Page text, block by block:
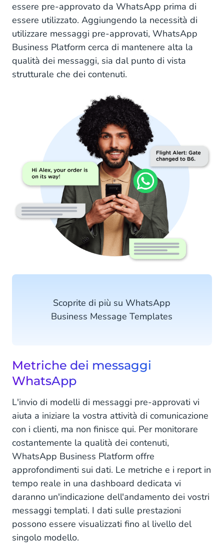
essere pre-approvato da WhatsApp prima di
essere utilizzato. Aggiungendo la necessità di
utilizzare messaggi pre-approvati, WhatsApp
Business Platform cerca di mantenere alta la
qualità dei messaggi, sia dal punto di vista
strutturale che dei contenuti.
Scoprite di più su WhatsApp
Business Message Templates
Metriche dei messaggi
WhatsApp
L'invio di modelli di messaggi pre-approvati vi
aiuta a iniziare la vostra attività di comunicazione
con i clienti, ma non finisce qui. Per monitorare
costantemente la qualità dei contenuti,
WhatsApp Business Platform offre
approfondimenti sui dati. Le metriche e i report in
tempo reale in una dashboard dedicata vi
daranno un'indicazione dell'andamento dei vostri
messaggi templati. I dati sulle prestazioni
possono essere visualizzati fino al livello del
singolo modello.